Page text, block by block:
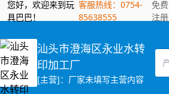
您好，欢迎来到玩
具巴巴！
客服热线：0754-
85638555
免费
注册
汕头市澄海区永业水转
印加工厂
[主营]：厂家未填写主营内容